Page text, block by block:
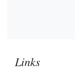
Links